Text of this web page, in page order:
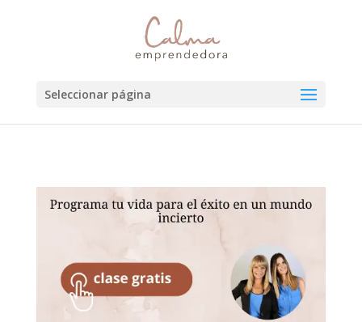
Seleccionar página